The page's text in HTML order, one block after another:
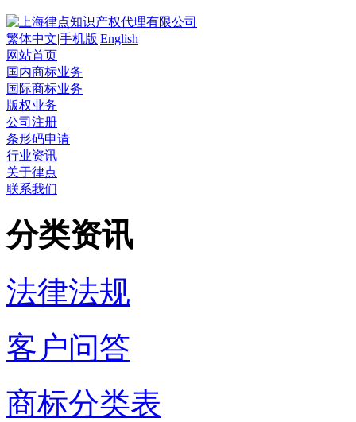
繁体中文|手机版|English
网站首页
国内商标业务
国际商标业务
版权业务
公司注册
条形码申请
行业资讯
关于律点
联系我们
分类资讯
法律法规
客户问答
商标分类表